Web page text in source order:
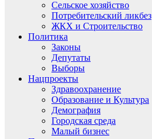
Сельское хозяйство
Потребительский ликбез
ЖКХ и Строительство
Политика
Законы
Депутаты
Выборы
Нацпроекты
Здравоохранение
Образование и Культура
Демография
Городская среда
Малый бизнес